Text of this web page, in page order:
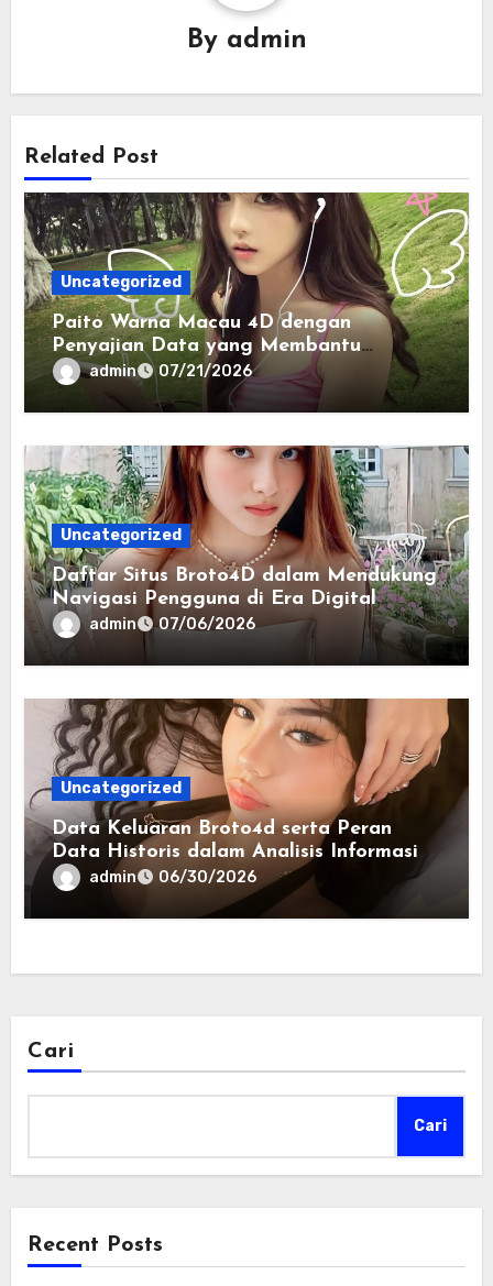
By admin
Related Post
Uncategorized
Paito Warna Macau 4D dengan
Penyajian Data yang Membantu
Memahami Pola Informasi Secara
Efektif
admin 07/21/2026
Uncategorized
Daftar Situs Broto4D dalam Mendukung
Navigasi Pengguna di Era Digital
Terintegrasi
admin 07/06/2026
Uncategorized
Data Keluaran Broto4d serta Peran
Data Historis dalam Analisis Informasi
Harian
admin 06/30/2026
Cari
Cari
Recent Posts